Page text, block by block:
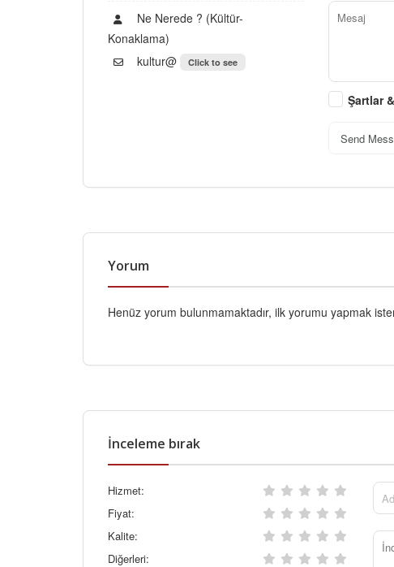
Ne Nerede ? (Kültür-
Konaklama)
kultur@
Click to see
Şartlar
Send
Yorum
Henüz yorum bulunmamaktadır, ilk yorumu yapmak
İnceleme bırak
Hizmet:
Fiyat:
Kalite:
Diğerleri: